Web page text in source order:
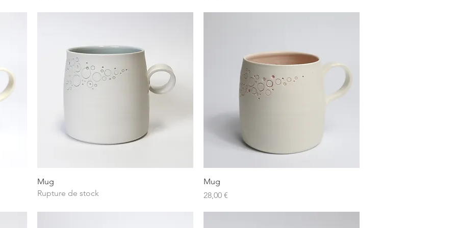
Mug
Rupture de stock
Mug
Prix
28,00 €